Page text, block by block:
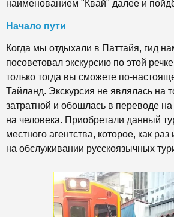
наименованием "Квай" далее и
Начало пути
Когда мы отдыхали в Паттайя, гид
посоветовал экскурсию по этой
только тогда вы сможете по-
Тайланд. Экскурсия не являлась на
затратной и обошлась в переводе
на человека. Приобретали данный
местного агентства, которое, как
на обслуживании русскоязычных